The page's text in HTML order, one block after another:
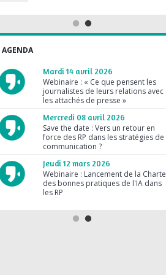
Les RP, c'est gratuit, contrairement
à la pub !
grandes marques !
Lundi 02 mars 2026
RP et journaliste : des métiers
compatibles ?
Mardi 03 février 2026
Une agence RP peut réussir sans
brief clair
Jeudi 30 octobre 2025
Médias en crise : les RP sont
dépassées !
Les RP au forfait, c’est sans limite !
AGENDA
Vendredi 24 avril 2026
Le prochain e-café SYNAP
Mardi 14 avril 2026
Webinaire : « Ce que pensent les
journalistes de leurs relations avec
les attachés de presse »
Mercredi 08 avril 2026
Save the date : Vers un retour en
force des RP dans les stratégies de
communication ?
Jeudi 12 mars 2026
Webinaire : Lancement de la Charte
des bonnes pratiques de l'IA dans
les RP
Suis-je prêt pour la facturation